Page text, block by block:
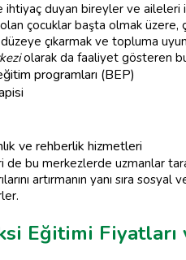
duyan bireyler ve
çocuklar başta olmak üzere,
çıkarmak ve topluma
olarak da faaliyet gösteren
programları (BEP)
ve rehberlik hizmetleri
de bu merkezlerde uzmanlar
artırmanın yanı sıra
Eğitimi Fiyatları